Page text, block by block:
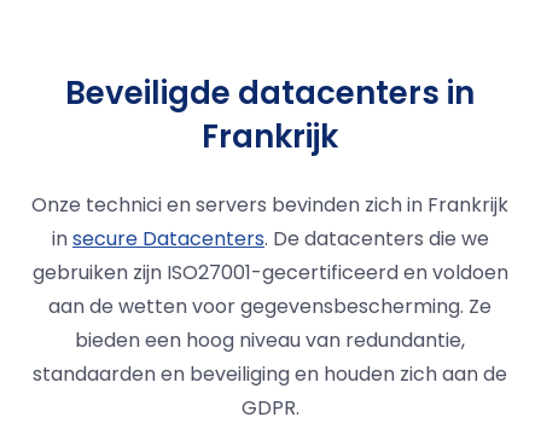
Beveiligde datacenters in
Frankrijk
Onze technici en servers bevinden zich in Frankrijk
insecure Datacenters. De datacenters die we
gebruiken zijn ISO27001-gecertificeerd en voldoen
aan de wetten voor gegevensbescherming. Ze
bieden een hoog niveau van redundantie,
standaarden en beveiliging en houden zich aan de
GDPR.